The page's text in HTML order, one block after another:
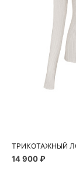
14 900 ₽